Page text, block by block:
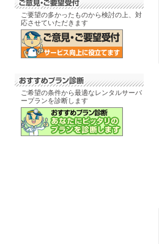
ご要望の多かったものから検討の上、対
応させていただきます
ご希望の条件から最適なレンタルサーバ
ープランを診断します